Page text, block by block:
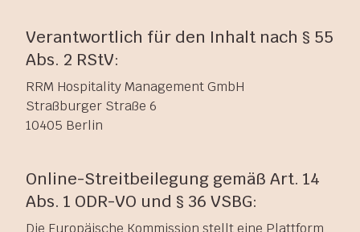
Verantwortlich für den Inhalt nach § 55
Abs. 2 RStV:
RRM Hospitality Management GmbH
Straßburger Straße 6
10405 Berlin
Online-Streitbeilegung gemäß Art. 14
Abs. 1 ODR-VO und § 36 VSBG:
Die Europäische Kommission stellt eine Plattform